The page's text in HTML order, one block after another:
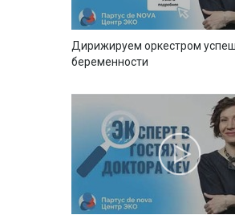
Дирижируем оркестром
беременности